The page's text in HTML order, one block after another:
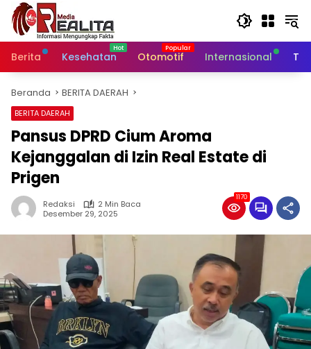
Langsung
konten
Berita
Kesehatan Otomotif Internasional
Beranda BERITA DAERAH
BERITA DAERAH
Pansus DPRD Cium Aroma
Kejanggalan di Izin Real Estate di
Prigen
Redaksi
2 Min Baca
Desember 29, 2025
1170